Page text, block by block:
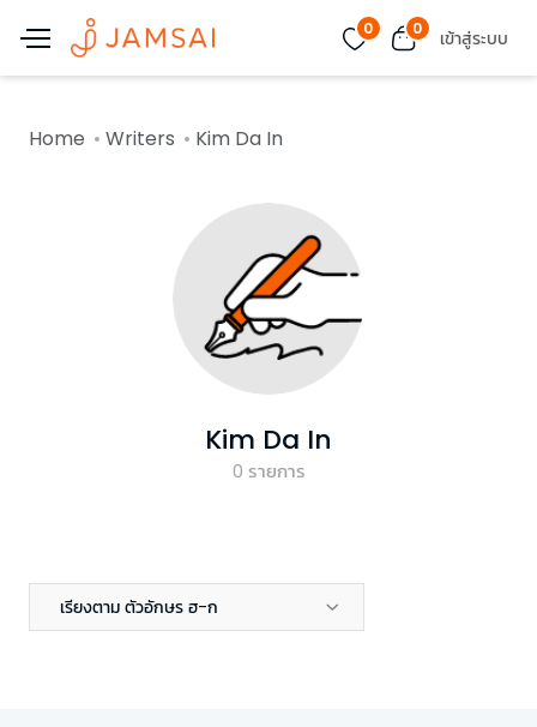
0 0 เข้าสู่ระบบ
Home Writers Kim Da In
Kim Da In
0 รายการ
เรียงตาม ตัวอักษร ฮ-ก